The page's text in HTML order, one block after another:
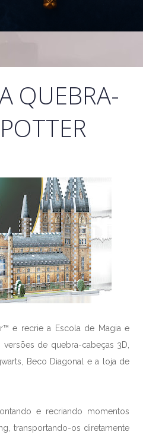
QUEBRA-
e recrie a Escola de Magia e
de quebra-cabeças 3D,
Beco Diagonal e a loja de
e recriando momentos
transportando-os diretamente